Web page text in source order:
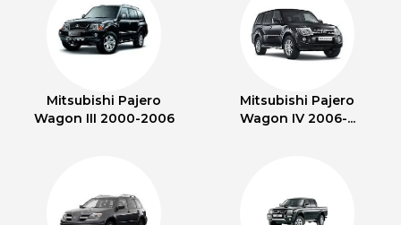
Mitsubishi Pajero
Wagon III 2000-2006
Mitsubishi Pajero
Wagon IV 2006-...